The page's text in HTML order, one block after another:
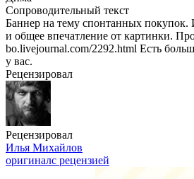
Сопроводительный текст
Баннер на тему спонтанных покупок.
и общее впечатление от картинки.
bo.livejournal.com/2292.html Есть
у вас.
Рецензировал
Рецензировал
Илья Михайлов
оригиналс рецензией